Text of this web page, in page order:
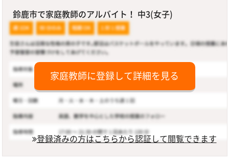
鈴鹿市で家庭教師のアルバイト！ 中3(女子)
家庭教師に登録して詳細を見る
登録済みの方はこちらから認証して閲覧できます